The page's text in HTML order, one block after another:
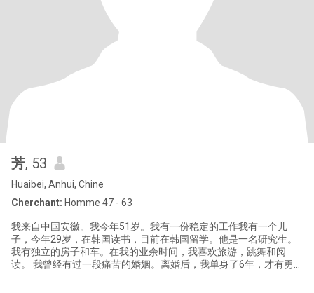
芳, 53
Huaibei, Anhui, Chine
Cherchant: Homme 47 - 63
我来自中国安徽。我今年51岁。我有一份稳定的工作我有一个儿
子，今年29岁，在韩国读书，目前在韩国留学。他是一名研究生。
我有独立的房子和车。在我的业余时间，我喜欢旅游，跳舞和阅
读。 我曾经有过一段痛苦的婚姻。离婚后，我单身了6年，才有勇